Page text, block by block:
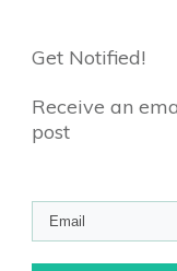
Get Notified!
Receive an
post